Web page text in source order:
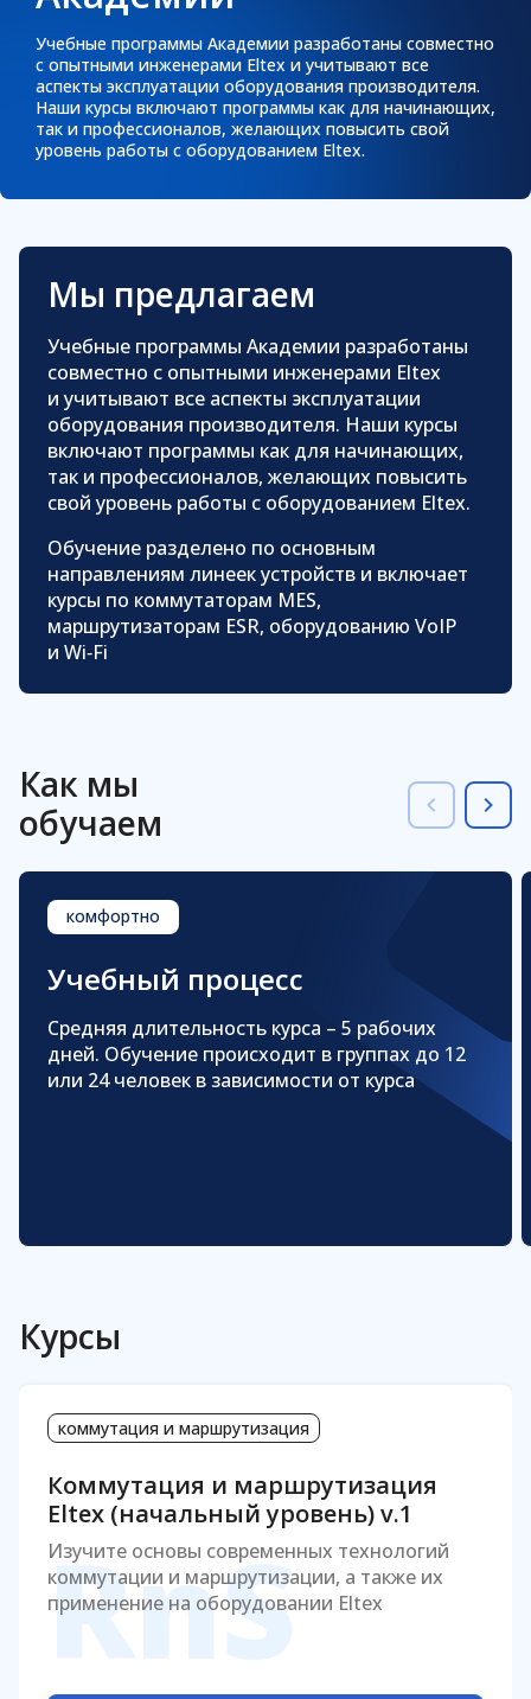
Учебные программы Академии разработаны совместно
с опытными инженерами Eltex и учитывают все
аспекты эксплуатации оборудования производителя.
Наши курсы включают программы как для начинающих,
так и профессионалов, желающих повысить свой
уровень работы с оборудованием Eltex.
Мы предлагаем
Учебные программы Академии разработаны
совместно с опытными инженерами Eltex
и учитывают все аспекты эксплуатации
оборудования производителя. Наши курсы
включают программы как для начинающих,
так и профессионалов, желающих повысить
свой уровень работы с оборудованием Eltex.
Обучение разделено по основным
направлениям линеек устройств и включает
курсы по коммутаторам MES,
маршрутизаторам ESR, оборудованию VoIP
и Wi‑Fi
Как мы
обучаем
комфортно
Учебный процесс
Средняя длительность курса – 5 рабочих
дней. Обучение происходит в группах до 12
или 24 человек в зависимости от курса
Курсы
коммутация и маршрутизация
Коммутация и маршрутизация
Eltex (начальный уровень) v.1
Изучите основы современных технологий
коммутации и маршрутизации, а также их
применение на оборудовании Eltex
RnS
Код сертификата
Проверить